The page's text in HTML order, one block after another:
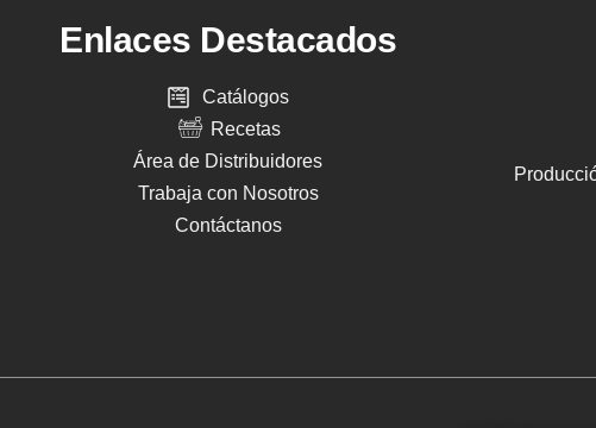
Enlaces Destacados
Catálogos
Recetas
Área de Distribuidores
Trabaja con Nosotros
Contáctanos